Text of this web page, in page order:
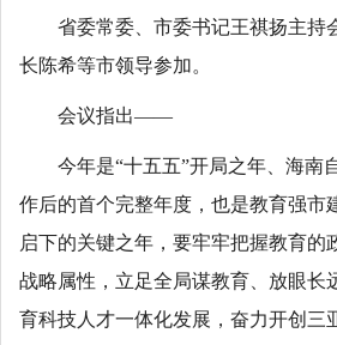
省委常委、市委书记王祺扬主持
长陈希等市领导参加。
会议指出——
今年是“十五五”开局之年、海南
作后的首个完整年度，也是教育强市
启下的关键之年，要牢牢把握教育的
战略属性，立足全局谋教育、放眼长
育科技人才一体化发展，奋力开创三